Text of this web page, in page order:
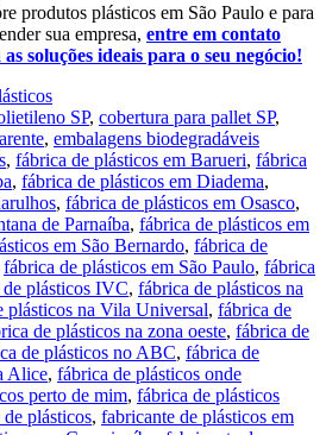
produtos plásticos em São Paulo e para
sua empresa, entre em contato
soluções ideais para o seu negócio!
SP, cobertura para pallet SP,
, embalagens biodegradáveis
, fábrica de plásticos em Barueri, fábrica
, fábrica de plásticos em Diadema,
, fábrica de plásticos em Osasco,
de Parnaíba, fábrica de plásticos em
em São Bernardo, fábrica de
fábrica de plásticos em São Paulo, fábrica
plásticos IVC, fábrica de plásticos na
plásticos na Vila Universal, fábrica de
de plásticos na zona oeste, fábrica de
de plásticos no ABC, fábrica de
Alice, fábrica de plásticos onde
perto de mim, fábrica de plásticos
plásticos, fabricante de plásticos em